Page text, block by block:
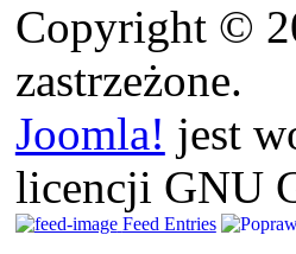
Copyright ©
zastrzeżone.
Joomla! jest
licencji GNU
Feed Entries